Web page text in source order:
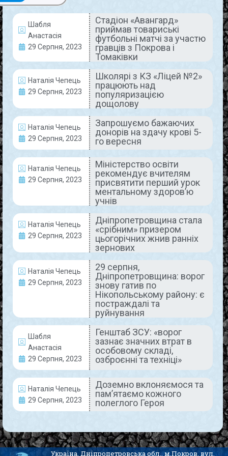
Шабля
Анастасія
29 Серпня, 2023
Стадіон «Авангард»
приймав товариські
футбольні матчі за участю
гравців з Покрова і
Томаківки
Наталія Чепець
29 Серпня, 2023
Школярі з КЗ «Ліцей №2»
працюють над
популяризацією
дощолову
Наталія Чепець
29 Серпня, 2023
Запрошуємо бажаючих
донорів на здачу крові 5-
го вересня
Наталія Чепець
29 Серпня, 2023
Міністерство освіти
рекомендує вчителям
присвятити перший урок
ментальному здоров’ю
учнів
Наталія Чепець
29 Серпня, 2023
Дніпропетровщина стала
«срібним» призером
цьогорічних жнив ранніх
зернових
Наталія Чепець
29 Серпня, 2023
29 серпня,
Дніпропетровщина: ворог
знову гатив по
Нікопольському району: є
постраждалі та
руйнування
Шабля
Анастасія
29 Серпня, 2023
Генштаб ЗСУ: «ворог
зазнає значних втрат в
особовому складі,
озброєнні та техніці»
Наталія Чепець
29 Серпня, 2023
Доземно вклоняємося та
пам’ятаємо кожного
полеглого Героя
НОВИНИ
Стадіон «Авангард» приймав
товариські футбольні матчі за
участю гравців з Покрова і
Томаківки
29-го серпня на стадіоні «Авангард»
між командами юнаків з Покрова та гостей з
Томаківки. Спортивний захід проходив за
READ MORE »
29 Серпня, 2023 Коментарів немає
Школярі з КЗ «Ліцей №2»
працюють над популяризацією
Україна, Дніпропетровська обл., м.Покров, вул.